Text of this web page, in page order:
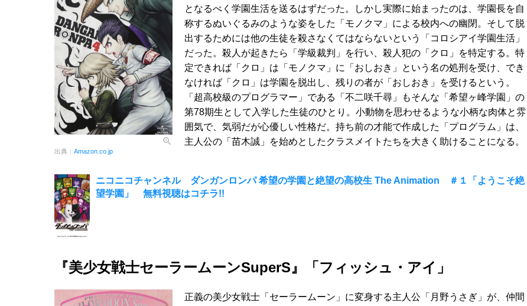
出典： Amazon.co.jp
となるべく学園生活を送るはずだった。しかし実際に始まったのは、学園長を自
称するぬいぐるみのような姿をした「モノクマ」による校内への幽閉。そして脱
出するためには他の生徒を殺さなくてはならないという「コロシアイ学園生活」
だった。殺人が起きたら「学級裁判」を行い、殺人犯の「クロ」を特定する。特
定できれば「クロ」は「モノクマ」に「おしおき」という名の処刑を受け、でき
なければ「クロ」は学園を脱出し、残りの者が「おしおき」を受けるという。
「超高校級のプログラマー」である「不二咲千尋」もそんな「希望ヶ峰学園」の
第78期生として入学した生徒のひとり。小動物を思わせるような小柄な肉体と雰
囲気で、気弱だが心優しい性格だ。持ち前の才能で作成した「プログラム」は、
主人公の「苗木誠」を始めとしたクラスメイトたちを大きく助けることになる。
ニコニコチャンネル ダンガンロンパ 希望の学園と絶望の高校生 The Animation ＃１「ようこそ絶
望学園」 無料視聴はコチラ!!
『美少女戦士セーラームーンSuperS』「フィッシュ・アイ」
正義の美少女戦士「セーラームーン」に変身する主人公「月野うさぎ」が、仲間